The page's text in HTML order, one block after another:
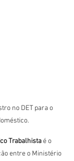
no DET para o
Trabalhista é o
entre o Ministério